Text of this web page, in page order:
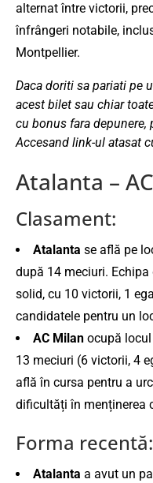
alternat între victorii,
înfrângeri notabile,
Montpellier.
Daca doriti sa pariati pe
acest bilet sau chiar
cu bonus fara depunere,
Accesand link-ul atasat
Atalanta –
Clasament:
Atalanta se află pe
după 14 meciuri.
solid, cu 10 victorii, 1
candidatele pentru un
AC Milan ocupă
13 meciuri (6 victorii, 4
află în cursa pentru a
dificultăți în menținerea
Forma recentă:
Atalanta a avut un